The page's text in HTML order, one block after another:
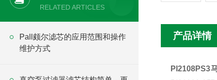
RELATED ARTICLES
Pall颇尔滤芯的应用范围和操作
维护方式
产品详情
PI2108PS3